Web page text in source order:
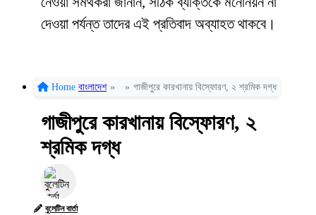
দেওয়া পর্যন্ত তাদের এই প্রতিবাদ অব্যাহত থাকবে।
Home বাংলাদেশ » » গাজীপুরে কারখানায় বিস্ফোরণ, ২ শ্রমিক দগ্ধ
গাজীপুরে কারখানায় বিস্ফোরণ, ২
শ্রমিক দগ্ধ
বুলেটিন বার্তা